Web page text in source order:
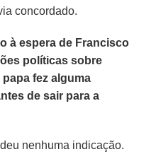
concordado.
à espera de Francisco
políticas sobre
fez alguma
de sair para a
nenhuma indicação.